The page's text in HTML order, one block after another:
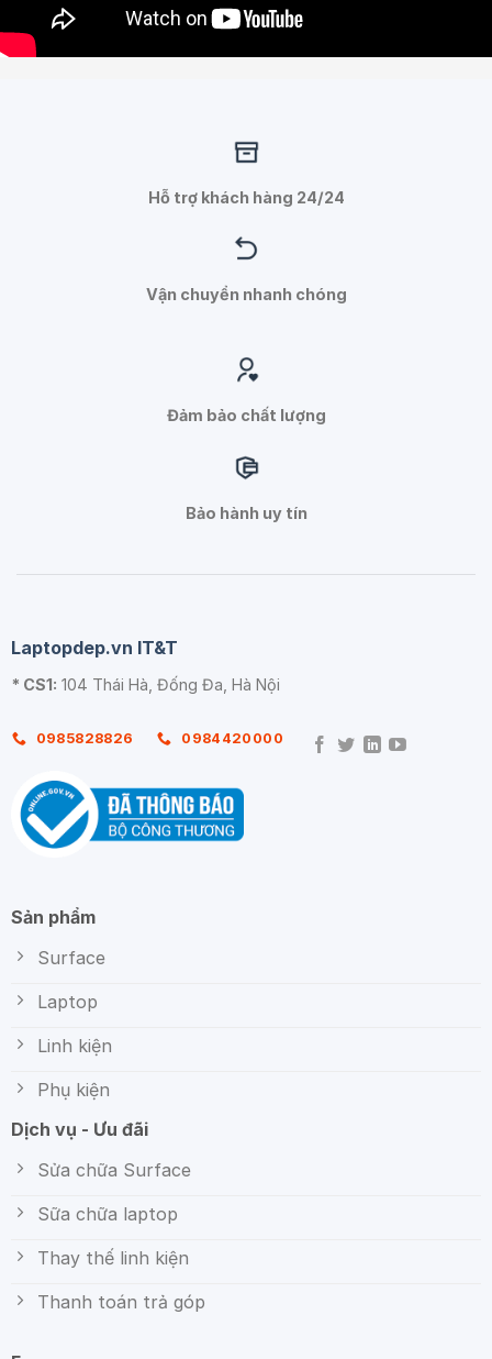
Hỗ trợ khách hàng 24/24
Vận chuyển nhanh chóng
Đảm bảo chất lượng
Bảo hành uy tín
Laptopdep.vn IT&T
* CS1: 104 Thái Hà, Đống Đa, Hà Nội
0985828826 0984420000
Sản phẩm
Surface
Laptop
Linh kiện
Phụ kiện
Dịch vụ - Ưu đãi
Sửa chữa Surface
Sữa chữa laptop
Thay thế linh kiện
Thanh toán trả góp